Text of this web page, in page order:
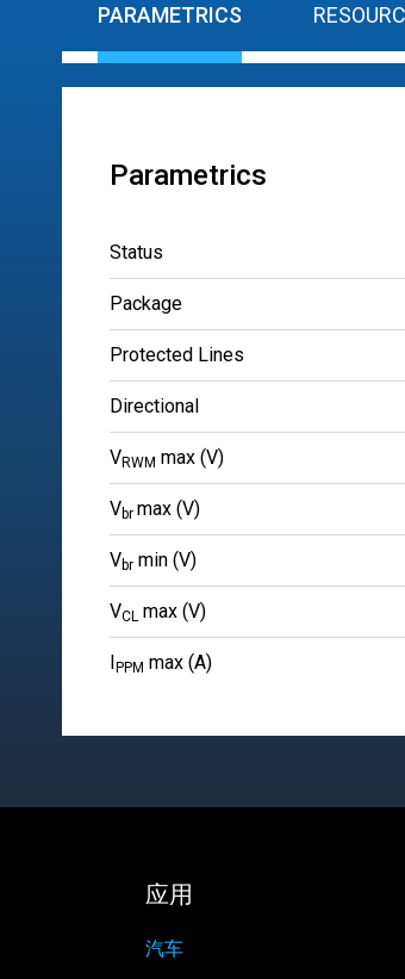
PARAMETRICS
Parametrics
Status
Package
Protected Lines
Directional
VRWM max (V)
Vbr max (V)
Vbr min (V)
VCL max (V)
PPM max (A)
应用
汽车